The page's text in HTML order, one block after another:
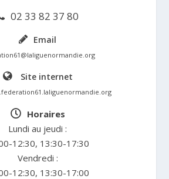
02 33 82 37 80
Email
Site internet
Horaires
Lundi au jeudi :
12:30, 13:30-17:30
Vendredi :
12:30, 13:30-17:00